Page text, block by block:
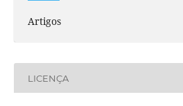
Artigos
LICENÇA